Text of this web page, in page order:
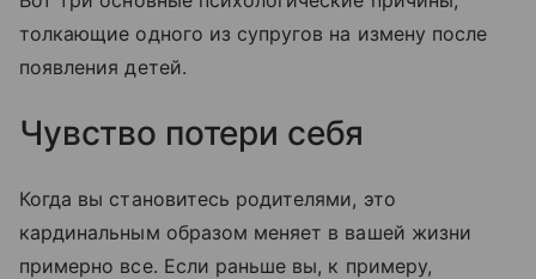
толкающие одного из супругов на измену после
появления детей.
Чувство потери себя
Когда вы становитесь родителями, это
кардинальным образом меняет в вашей жизни
примерно все. Если раньше вы, к примеру,